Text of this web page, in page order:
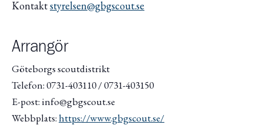
Kontaktstyrelsen@gbgscout.se
Arrangör
Göteborgs scoutdistrikt
Telefon: 0731-403110 / 0731-403150
E-post: info@gbgscout.se
Webbplats:https://www.gbgscout.se/